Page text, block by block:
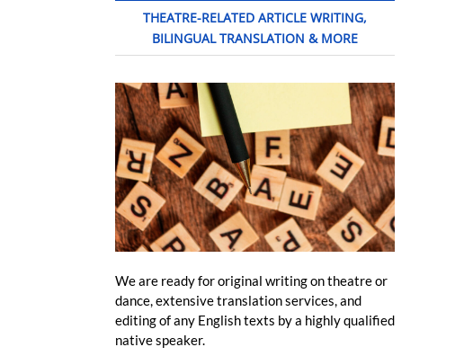
THEATRE-RELATED ARTICLE WRITING,
BILINGUAL TRANSLATION & MORE
We are ready for original writing on theatre or
dance, extensive translation services, and
editing of any English texts by a highly qualified
native speaker.